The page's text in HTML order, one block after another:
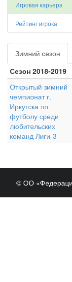
Игровая карьера
Рейтинг игрока
Зимний сезон
Сезон 2018-2019
Открытый зимний
чемпионат г.
Иркутска по
футболу среди
любительских
команд Лиги-3
© ОО